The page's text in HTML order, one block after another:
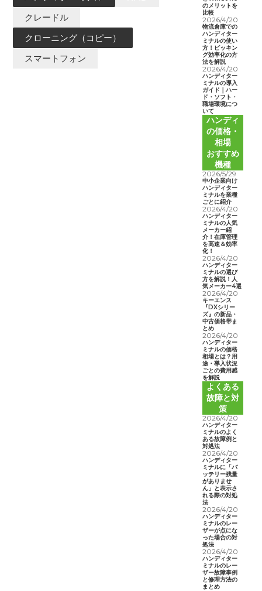
クレードル
クローニング（コピー）
スマートフォン
のメリットを
比較
2026/4/20
物流倉庫での
ハンディター
ミナルの使い
方！ピッキン
グ効率化の方
法を解説
2026/4/20
ハンディター
ミナルの導入
ガイド｜ハー
ド・ソフト・
職場環境につ
いて
ハンディ
の価格・
相場
おすすめ
機種
2026/5/29
中小企業向け
ハンディター
ミナルを業種
ごとに紹介
2026/4/20
ハンディター
ミナルの人気
メーカー紹
介！在庫管理
を高速＆効率
化！
2026/4/20
ハンディター
ミナルの選び
方を解説！人
気メーカー4選
2026/4/20
キーエンス
『DXシリー
ズ』の新品・
中古価格帯ま
とめ
2026/4/20
ハンディター
ミナルの価格
相場とは？用
途・導入状況
ごとの費用感
を解説
よくある
故障と対
策
2026/4/20
ハンディター
ミナルのよく
ある故障例と
対処法
2026/4/20
ハンディター
ミナルに「バ
ッテリー残量
がありませ
ん」と表示さ
れる際の対処
法
2026/4/20
ハンディター
ミナルのレー
ザーが点にな
った場合の対
処法
2026/4/20
ハンディター
ミナルのレー
ザー故障事例
と修理方法の
まとめ